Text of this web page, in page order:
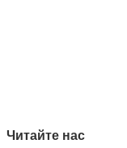
Читайте нас